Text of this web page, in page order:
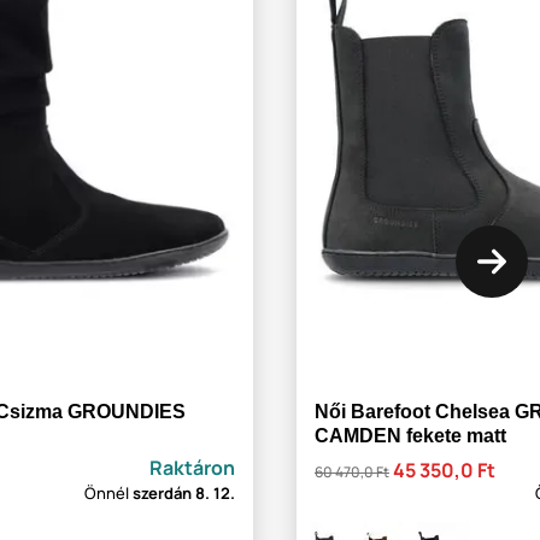
GROUNDIES
Raktáron
Önnélszerdán8. 12.
Női Barefoot Chelsea
CAMDEN fekete matt
60 470,0 Ft45 350,0 Ft